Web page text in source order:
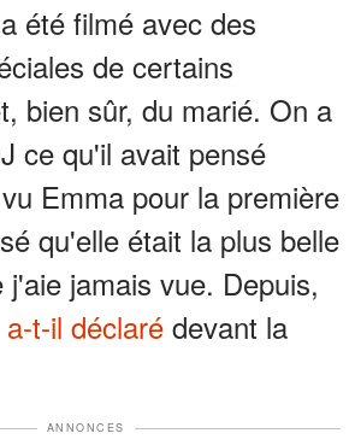
été filmé avec des
de certains
bien sûr, du marié. On a
ce qu'il avait pensé
Emma pour la première
qu'elle était la plus belle
j'aie jamais vue. Depuis,
a-t-il déclaré devant la
ANNONCES